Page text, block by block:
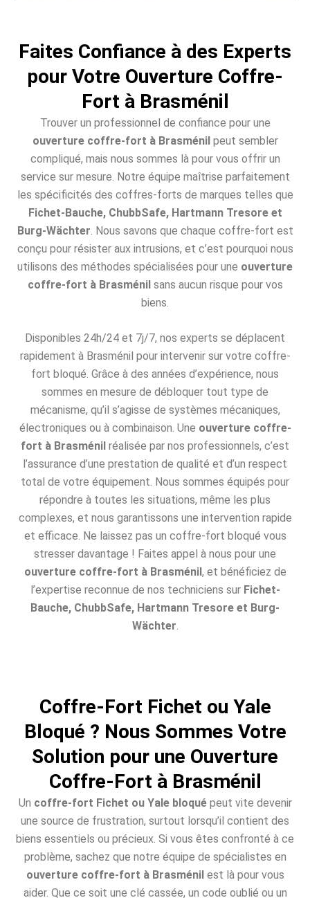
Faites Confiance à des Experts
pour Votre Ouverture Coffre-
Fort à Brasménil
Trouver un professionnel de confiance pour une
ouverture coffre-fort à Brasménilpeut sembler
compliqué, mais nous sommes là pour vous offrir un
service sur mesure. Notre équipe maîtrise parfaitement
les spécificités des coffres-forts de marques telles que
Fichet-Bauche, ChubbSafe, Hartmann Tresore et
Burg-Wächter . Nous savons que chaque coffre-fort est
conçu pour résister aux intrusions, et c’est pourquoi nous
utilisons des méthodes spécialisées pour une ouverture
coffre-fort à Brasménilsans aucun risque pour vos
biens.
Disponibles 24h/24 et 7j/7, nos experts se déplacent
rapidement à Brasménil pour intervenir sur votre coffre-
fort bloqué. Grâce à des années d’expérience, nous
sommes en mesure de débloquer tout type de
mécanisme, qu’il s’agisse de systèmes mécaniques,
électroniques ou à combinaison. Une ouverture coffre-
fort à Brasménil réalisée par nos professionnels, c’est
l’assurance d’une prestation de qualité et d’un respect
total de votre équipement. Nous sommes équipés pour
répondre à toutes les situations, même les plus
complexes, et nous garantissons une intervention rapide
et efficace. Ne laissez pas un coffre-fort bloqué vous
stresser davantage ! Faites appel à nous pour une
ouverture coffre-fort à Brasménil , et bénéficiez de
l’expertise reconnue de nos techniciens sur Fichet-
Bauche, ChubbSafe, Hartmann Tresore et Burg-
Wächter.
Coffre-Fort Fichet ou Yale
Bloqué ? Nous Sommes Votre
Solution pour une Ouverture
Coffre-Fort à Brasménil
Un coffre-fort Fichet ou Yale bloquépeut vite devenir
une source de frustration, surtout lorsqu’il contient des
biens essentiels ou précieux. Si vous êtes confronté à ce
problème, sachez que notre équipe de spécialistes en
ouverture coffre-fort à Brasménilest là pour vous
aider. Que ce soit une clé cassée, un code oublié ou un